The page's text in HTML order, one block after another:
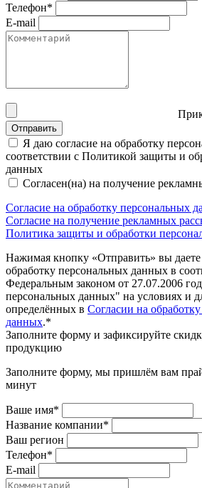
Телефон*
E-mail
Отправить
Я даю согласие на обработку
соответствии с Политикой защиты и
данных
Согласен(на) на получение
Согласие на обработку персональных
Согласие на получение рекламных
Политика защиты и обработки
Нажимая кнопку «Отправить» вы даете
обработку персональных данных в
Федеральным законом от 27.07.2006
персональных данных" на условиях и
определённых в Согласии на
данных.*
Заполните форму и зафиксируйте
продукцию
Заполните форму, мы пришлём вам
минут
Ваше имя*
Название компании*
Ваш регион
Телефон*
E-mail